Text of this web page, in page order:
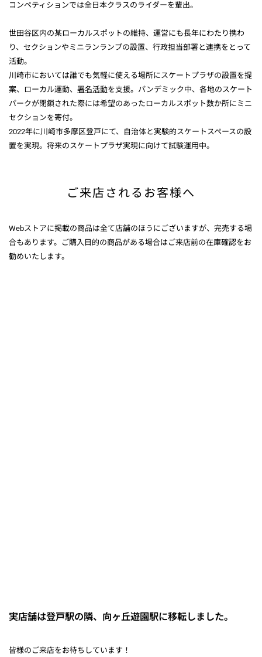
コンペティションでは全日本クラスのライダーを輩出。
世田谷区内の某ローカルスポットの維持、運営にも長年にわたり携わ
り、セクションやミニランランプの設置、行政担当部署と連携をとって
活動。
川崎市においては誰でも気軽に使える場所にスケートプラザの設置を提
案、ローカル運動、 署名活動を支援。パンデミック中、各地のスケート
パークが閉鎖された際には希望のあったローカルスポット数か所にミニ
セクションを寄付。
2022年に川崎市多摩区登戸にて、自治体と実験的スケートスペースの設
置を実現。将来のスケートプラザ実現に向けて試験運用中。
ご来店されるお客様へ
Webストアに掲載の商品は全て店舗のほうにございますが、完売する場
合もあります。ご購入目的の商品がある場合はご来店前の在庫確認をお
勧めいたします。
実店舗は登戸駅の隣、向ヶ丘遊園駅に移転しました。
皆様のご来店をお待ちしています！